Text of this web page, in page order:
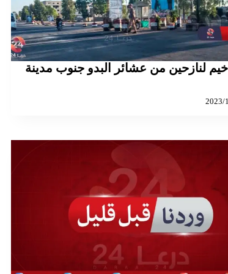
لنازحين من عشائر البدو جنوب مدينة